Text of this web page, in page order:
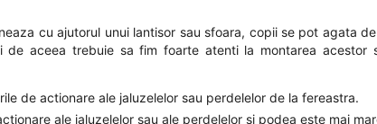
cu ajutorul unui lantisor sau sfoara, copii se pot agata
de aceea trebuie sa fim foarte atenti la montarea acestor
de actionare ale jaluzelelor sau perdelelor de la fereastra.
ale jaluzelelor sau ale perdelelor si podea este mai